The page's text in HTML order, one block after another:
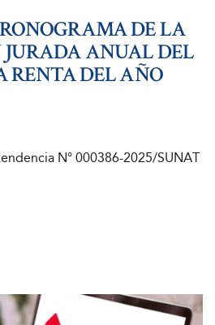
DE LA
ANUAL DEL
RENTA DEL AÑO
N° 000386-2025/SUNAT